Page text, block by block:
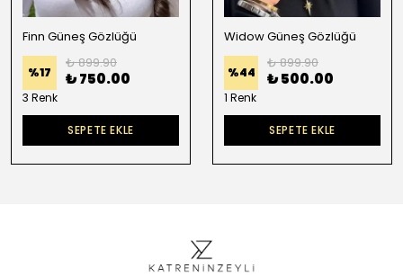
Finn Güneş Gözlüğü
%17
₺ 899.90
₺ 750.00
3 Renk
SEPETE EKLE
Widow Güneş Gözlüğü
%44
₺ 899.90
₺ 500.00
1 Renk
SEPETE EKLE